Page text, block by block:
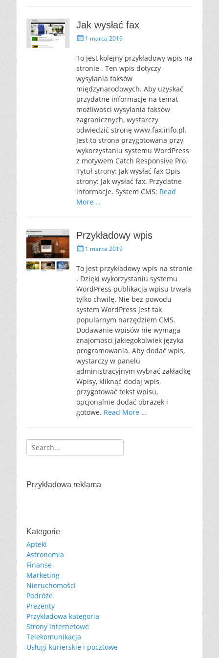
Jak wysłać fax
P
s
e
d
o
n
1 marca 2019
To jest kolejny przykładowy wpis na
stronie . Ten wpis dotyczy
wysyłania faksów
międzynarodowych. Aby uzyskać
przydatne informacje na temat
możliwości wysyłania faksów
zagranicznych, wystarczy
odwiedzić stronę www.fax.info.pl.
Jest to strona przygotowana przy
wykorzystaniu systemu WordPress
z motywem Catch Responsive Pro.
Tytuł strony: Jak wysłać fax Opis
strony: Jak wysłać fax. Przydatne
informacje. System CMS: Read
More …
Przykładowy wpis
P
s
e
d
o
n
1 marca 2019
To jest przykładowy wpis na stronie
. Dzięki wykorzystaniu systemu
WordPress publikacja wpisu trwała
tylko chwilę. Nie bez powodu
system WordPress jest tak
popularnym narzędziem CMS.
Dodawanie wpisów nie wymaga
znajomości jakiegokolwiek języka
programowania. Aby dodać wpis,
wystarczy w panelu
administracyjnym wybrać zakładkę
Wpisy, kliknąć dodaj wpis,
przygotować tekst wpisu,
opcjonalnie dodać obrazek i
gotowe. Read More …
Search
for:
Przykładowa reklama
Kategorie
Apteki
Astronomia
Finanse
Marketing
Nieruchomości
Podróże
Prezenty
Przykładowa kategoria
Strony internetowe
Telekomunikacja
Usługi kurierskie i pocztowe